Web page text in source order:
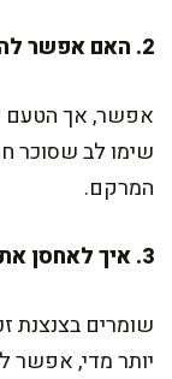
2. האם אפשר להשתמש בסוכר חום במקום סוכר לבן?
אפשר, אך הטעם
שימו לב שסוכר
המרקם.
3. איך לאחסן את הקרמל?
שומרים בצנצנת
יותר מדי, אפשר